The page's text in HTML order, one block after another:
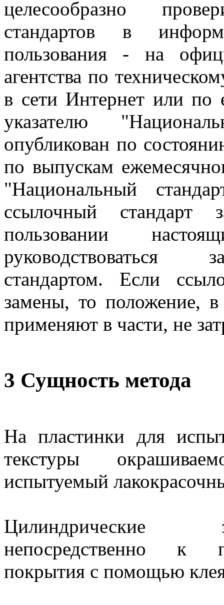
целесообразно
стандартов в
пользования - на
агентства по
в сети Интернет или по
указателю
опубликован по
по выпускам
"Национальный
ссылочный стандарт
пользовании
руководствоваться
стандартом. Если
замены, то положение,
применяют в части, не
3 Сущность метода
На пластинки для
текстуры
испытуемый
Цилиндрические
непосредственно к
покрытия с помощью